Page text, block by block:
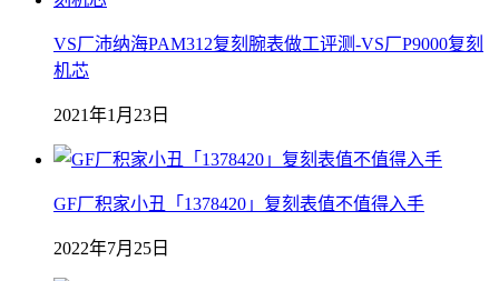
VS厂沛纳海PAM312复刻腕表做工评测-VS厂P9000复刻
机芯
2021年1月23日
GF厂积家小丑「1378420」复刻表值不值得入手
2022年7月25日